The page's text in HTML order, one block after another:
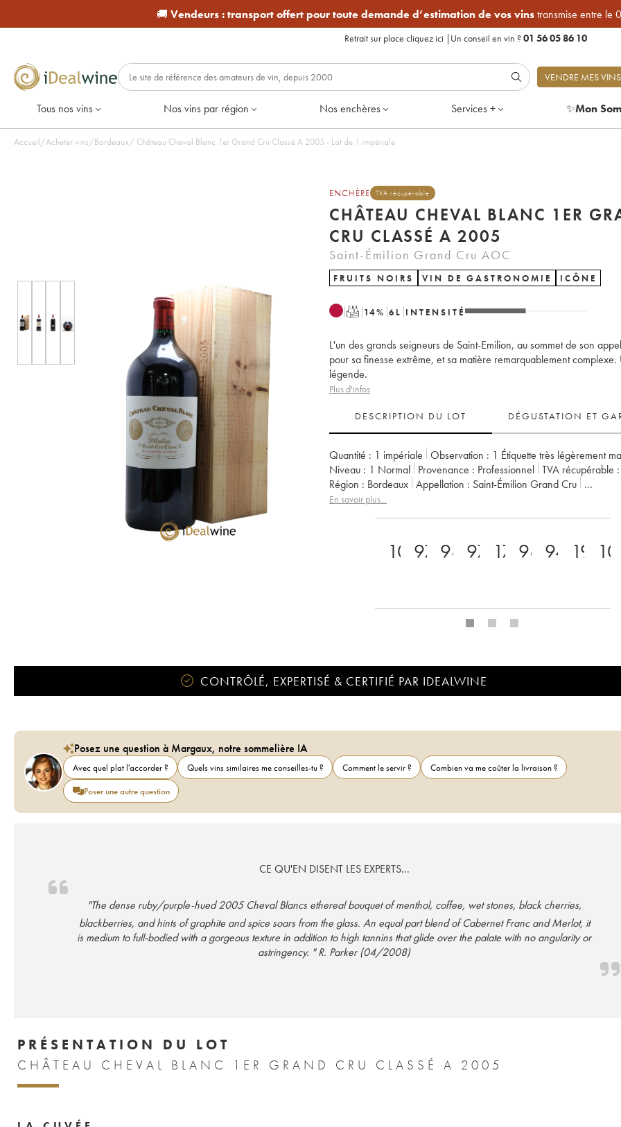
🚚 Vendeurs :transport offert pour toute demande d’estimation de vos vinstransmise entre le
Retrait sur place cliquez ici | Un conseil en vin ?01 56 05 86 10
VENDRE MES VINS
Tous nos vins Nos vins par région Nos enchères Services + ✨Mon
Accueil/Acheter vins/Bordeaux/ Château Cheval Blanc 1er Grand Cru Classé A 2005 - Lot de 1 impériale
ENCHÈRE TVA récupérable
CHÂTEAU CHEVAL BLANC 1ER
CRU CLASSÉ A 2005
Saint-Émilion Grand Cru AOC
FRUITS NOIRS VIN DE GASTRONOMIE ICÔNE
T 14% 6 L INTENSITÉ
L'un des grands seigneurs de Saint-Emilion, au sommet de son
pour sa finesse extrême, et sa matière remarquablement complexe.
légende.
Plus d'infos
DESCRIPTION DU LOT DÉGUSTATION ET
Quantité : 1 impériale Observation : 1 Étiquette très légèrement
Niveau : 1 Normal Provenance : professionnel
TVA récupérable :
Région :
Bordeaux Appellation :
Saint-Émilion Grand Cru
Classement :
En savoir plus...
10097 98 97 17 98 94 19/
CONTRÔLÉ, EXPERTISÉ & CERTIFIÉ PAR IDEALWINE
Posez une question à Margaux, notre sommelière IA
Avec quel plat l'accorder ? Quels vins similaires me conseilles-tu ? Comment le servir ?
Combien va me coûter la livraison ?
Poser une autre question
CE QU'EN DISENT LES EXPERTS...
"The dense ruby/purple-hued 2005 Cheval Blancs ethereal bouquet of menthol, coffee, wet stones, black cherries,
blackberries, and hints of graphite and spice soars from the glass. An equal part blend of Cabernet Franc and Merlot, it
is medium to full-bodied with a gorgeous texture in addition to high tannins that glide over the palate with no angularity or
astringency. " R. Parker (04/2008)
PRÉSENTATION DU LOT
CHÂTEAU CHEVAL BLANC 1ER GRAND CRU CLASSÉ A 2005